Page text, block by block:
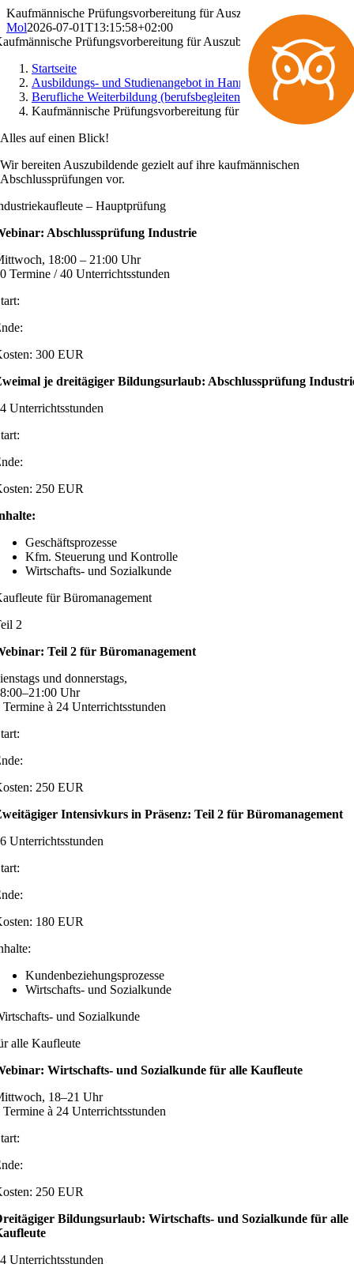
Zum
Inhalt
springen
Kaufmännische Prüfungsvorbereitung für Auszubildendeadmin
Mol2026-07-01T13:15:58+02:00
Prüfungs­vorberei­tung für Auszubildende
Startseite
Ausbildungs- und Studienangebot in Hannover
Berufliche Weiterbildung (berufsbegleitend) in Hannover
Kaufmännische Prüfungsvorbereitung für Auszubildende
Alles auf einen Blick!
Wir bereiten Auszubildende gezielt auf ihre kaufmännischen
Abschlussprüfungen vor.
– Hauptprüfung
Abschlussprüfung Industrie
18:00 – 21:00 Uhr
Termine / 40 Unterrichtsstunden
300 EUR
je dreitägiger Bildungsurlaub: Abschlussprüfung
Unterrichtsstunden
250 EUR
Geschäftsprozesse
Kfm. Steuerung und Kontrolle
Wirtschafts- und Sozialkunde
für Büro­management
2
Teil 2 für Büromanagement
und donnerstags,
Uhr
Termine à 24 Unterrichtsstunden
250 EUR
Intensivkurs in Präsenz: Teil 2 für Büromanagement
Unterrichtsstunden
180 EUR
Kundenbeziehungsprozesse
Wirtschafts- und Sozialkunde
und Sozialkunde
alle Kaufleute
Wirtschafts- und Sozialkunde für alle Kaufleute
18–21 Uhr
Termine à 24 Unterrichtsstunden
250 EUR
Bildungsurlaub: Wirtschafts- und Sozialkunde für alle
Unterrichtsstunden